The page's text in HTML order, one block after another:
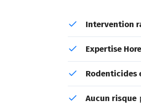
Intervention
Expertise
Rodenticides
Aucun risque